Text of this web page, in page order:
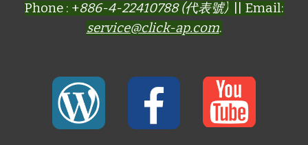
Phone : +886-4-22410788 (代表號)|| Email:
service@click-ap.com.